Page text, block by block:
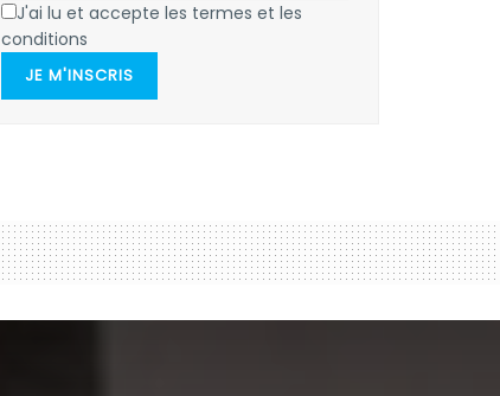
J'ai lu et accepte les termes et les
conditions
JE M'INSCRIS